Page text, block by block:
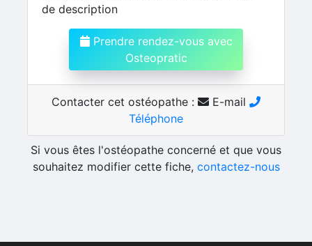
de description
Prendre rendez-vous avec
Osteopratic
Contacter cet ostéopathe :
E-mail
Téléphone
Si vous êtes l'ostéopathe concerné et que vous
souhaitez modifier cette fiche, contactez-nous